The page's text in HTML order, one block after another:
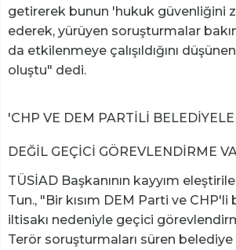
getirerek bunun 'hukuk güvenliğini
ederek, yürüyen soruşturmalar
da etkilenmeye çalışıldığını
oluştu" dedi.
'CHP VE DEM PARTİLİ
DEĞİL GEÇİCİ GÖREVLENDİRME
TÜSİAD Başkanının kayyım
Tun., "Bir kısım DEM Parti ve
iltisakı nedeniyle geçici
Terör soruşturmaları süren